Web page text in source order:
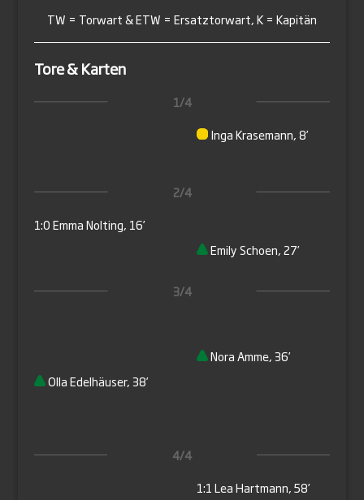
TW = Torwart & ETW = Ersatztorwart, K = Kapitän
Tore & Karten
1/4
Inga Krasemann, 8’
2/4
1:0 Emma Nolting, 16’
Emily Schoen, 27’
3/4
Nora Amme, 36’
Olla Edelhäuser, 38’
4/4
1:1 Lea Hartmann, 58’